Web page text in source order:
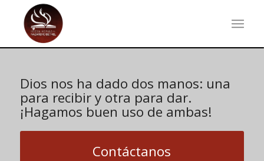
Dios nos ha dado dos manos: una
para recibir y otra para dar.
¡Hagamos buen uso de ambas!
Contáctanos